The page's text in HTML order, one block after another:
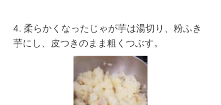
4. 柔らかくなったじゃが芋は湯切り、粉ふき
芋にし、皮つきのまま粗くつぶす。